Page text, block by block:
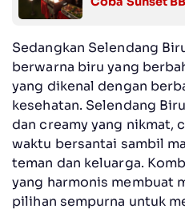
Sedangkan Selendang
berwarna biru yang
yang dikenal dengan
kesehatan. Selendang
dan creamy yang nikmat,
waktu bersantai sambil
teman dan keluarga.
yang harmonis membuat
pilihan sempurna untuk